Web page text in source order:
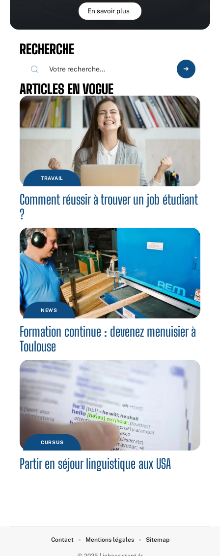
En savoir plus
RECHERCHE
ARTICLES EN VOGUE
TRAVAIL
Comment réussir à trouver un job étudiant
?
NEWS
Formation continue : devenez menuisier à
Toulouse
CURSUS
Partir en séjour linguistique aux USA
Contact Mentions légales Sitemap